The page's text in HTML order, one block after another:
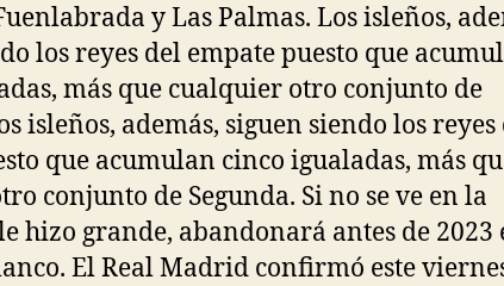
y Las Palmas. Los isleños,
los reyes del empate puesto que
más que cualquier otro conjunto de
isleños, además, siguen siendo los reyes
que acumulan cinco igualadas, más
conjunto de Segunda. Si no se ve en la
hizo grande, abandonará antes de 2023
El Real Madrid confirmó este